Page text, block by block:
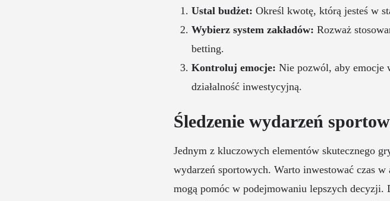
Ustal budżet: Określ kwotę, którą jesteś w
Wybierz system zakładów: Rozważ
betting.
Kontroluj emocje: Nie pozwól, aby emocje
działalność inwestycyjną.
Śledzenie wydarzeń
Jednym z kluczowych elementów skutecznego
wydarzeń sportowych. Warto inwestować czas
mogą pomóc w podejmowaniu lepszych